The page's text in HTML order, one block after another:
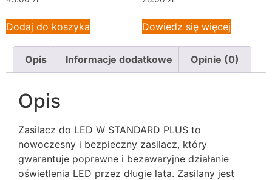
Dodaj do koszyka Dowiedz się więcej
Opis Informacje dodatkowe Opinie (0)
Opis
Zasilacz do LED W STANDARD PLUS to
nowoczesny i bezpieczny zasilacz, który
gwarantuje poprawne i bezawaryjne działanie
oświetlenia LED przez długie lata. Zasilany jest